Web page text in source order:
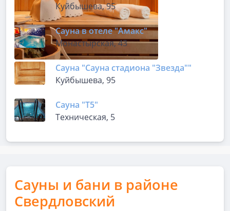
Куйбышева, 95
Сауна в отеле "Амакс"
Монастырская, 43
Сауна "Сауна стадиона "Звезда""
Куйбышева, 95
Сауна "Т5"
Техническая, 5
Сауны и бани в районе
Свердловский